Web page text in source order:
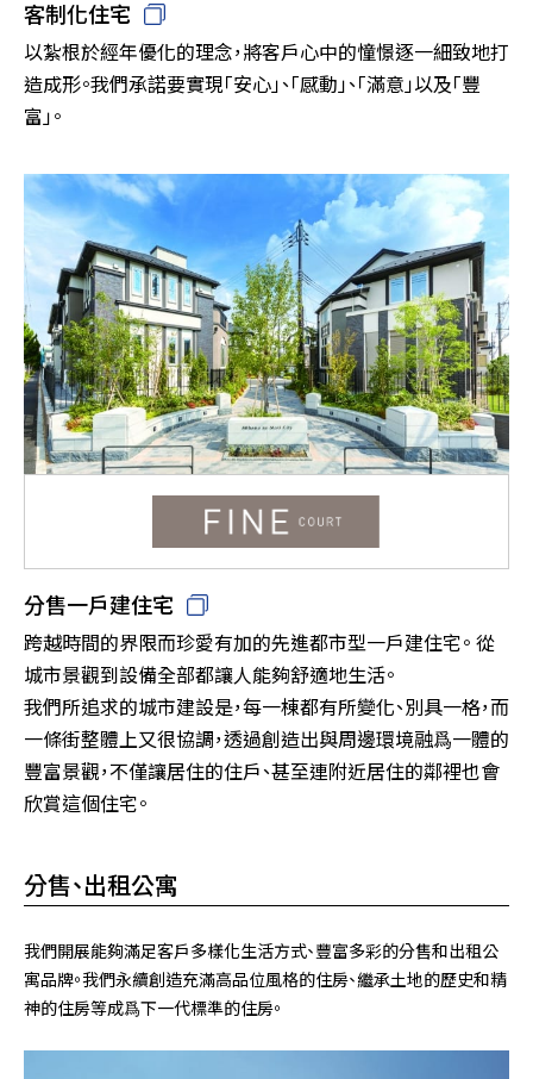
客制化住宅
以紮根於經年優化的理念，將客戶心中的憧憬逐一細致地打
造成形。我們承諾要實現「安心」、「感動」、「滿意」以及「豐
富」。
分售一戶建住宅
跨越時間的界限而珍愛有加的先進都市型一戶建住宅。 從
城市景觀到設備全部都讓人能夠舒適地生活。
我們所追求的城市建設是，每一棟都有所變化、別具一格，而
一條街整體上又很協調，透過創造出與周邊環境融爲一體的
豐富景觀，不僅讓居住的住戶、甚至連附近居住的鄰裡也會
欣賞這個住宅。
分售、出租公寓
我們開展能夠滿足客戶多樣化生活方式、豐富多彩的分售和出租公
寓品牌。我們永續創造充滿高品位風格的住房、繼承土地的歷史和精
神的住房等成爲下一代標準的住房。